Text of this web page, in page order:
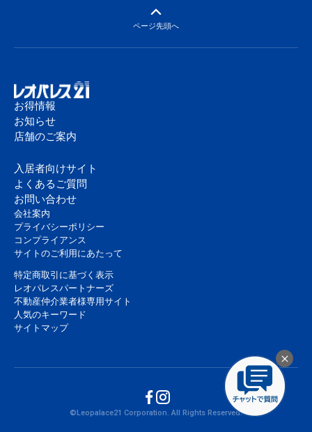
ページ先頭へ
お得情報
お知らせ
店舗のご案内
入居者向けサイト
よくあるご質問
お問い合わせ
会社案内
プライバシーポリシー
コンプライアンス
サイトのご利用にあたって
特定商取引に基づく表示
レオパレスパートナーズ
不動産仲介業者様専用サイト
人気のキーワード
サイトマップ
©Leopalace21 Corporation. All Rights Reserved.